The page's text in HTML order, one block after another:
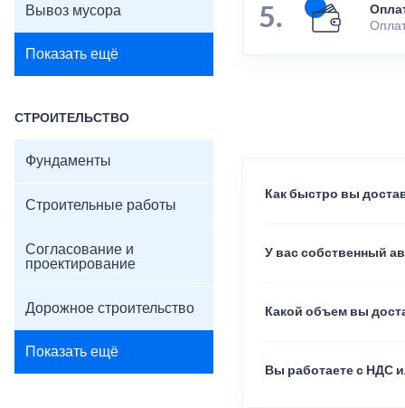
Вывоз мусора
Показать ещё
СТРОИТЕЛЬСТВО
Фундаменты
Строительные работы
Согласование и
проектирование
Дорожное строительство
Показать ещё
Как быстро вы
У вас собственный
Какой объем вы
Вы работаете с НДС